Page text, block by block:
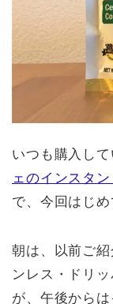
いつも購入して
ェのインスタ
で、今回はじ
朝は、以前ご
ンレス・ドリ
が、午後から